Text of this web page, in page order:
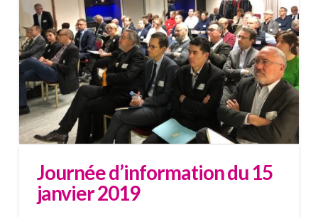
Journée d’information du 15
janvier 2019